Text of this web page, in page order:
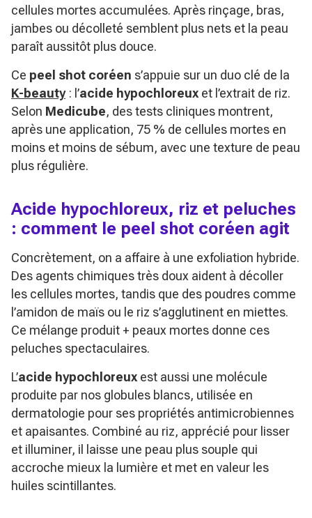
cellules mortes accumulées. Après rinçage, bras,
jambes ou décolleté semblent plus nets et la peau
paraît aussitôt plus douce.
Ce peel shot coréen s’appuie sur un duo clé de la
K-beauty: l’acide hypochloreux et l’extrait de riz.
Selon Medicube, des tests cliniques montrent,
après une application, 75 % de cellules mortes en
moins et moins de sébum, avec une texture de peau
plus régulière.
Acide hypochloreux, riz et peluches
: comment le peel shot coréen agit
Concrètement, on a affaire à une exfoliation hybride.
Des agents chimiques très doux aident à décoller
les cellules mortes, tandis que des poudres comme
l’amidon de maïs ou le riz s’agglutinent en miettes.
Ce mélange produit + peaux mortes donne ces
peluches spectaculaires.
L’acide hypochloreux est aussi une molécule
produite par nos globules blancs, utilisée en
dermatologie pour ses propriétés antimicrobiennes
et apaisantes. Combiné au riz, apprécié pour lisser
et illuminer, il laisse une peau plus souple qui
accroche mieux la lumière et met en valeur les
huiles scintillantes.